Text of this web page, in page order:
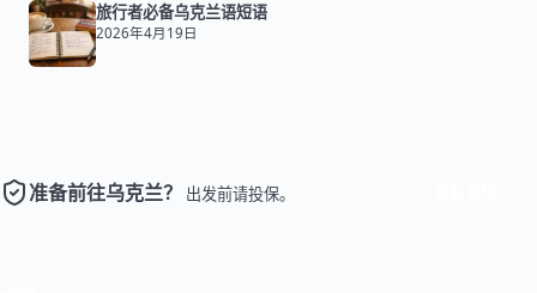
旅行者必备乌克兰语短语
2026年4月19日
准备前往乌克兰？ 出发前请投保。